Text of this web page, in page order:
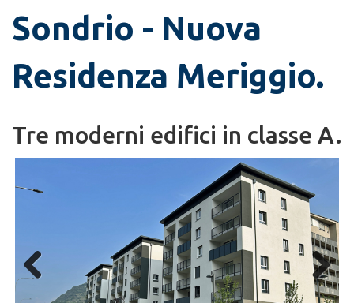
Sondrio - Nuova
Residenza Meriggio.
Tre moderni edifici in classe A.
Next